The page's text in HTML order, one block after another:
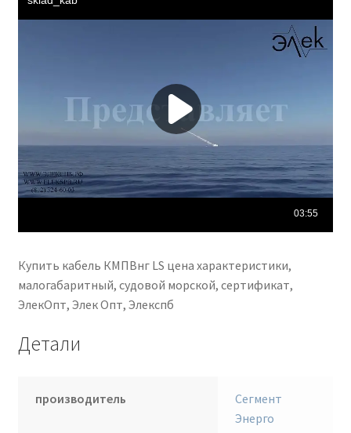
Купить кабель КМПВнг LS цена характеристики,
малогабаритный, судовой морской, сертификат,
ЭлекОпт, Элек Опт, Элекспб
Детали
производитель
Сегмент
Энерго